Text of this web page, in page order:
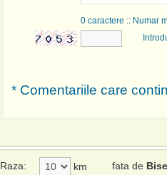
0 caractere :: Numar
* Comentariile care
Raza: km fata de